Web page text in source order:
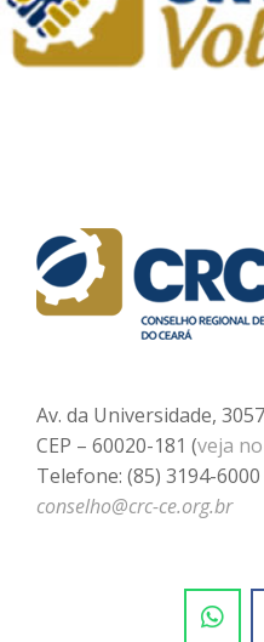
Av. da Universidade,
CEP – 60020-181 (veja
Telefone: (85) 3194-6000
conselho@crc-ce.org.br